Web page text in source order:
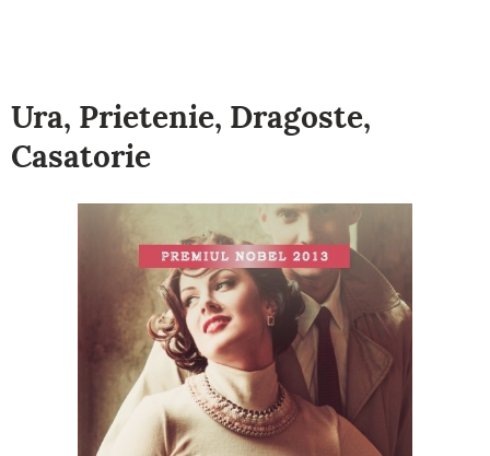
Ura, Prietenie, Dragoste,
Casatorie